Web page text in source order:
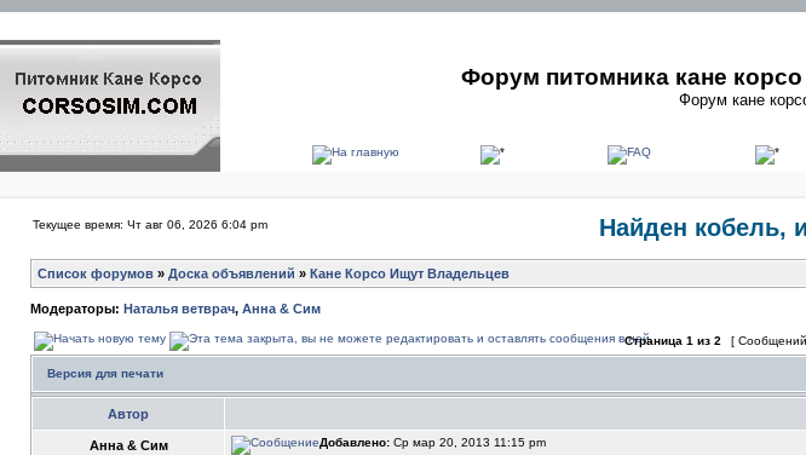
Форум питомника кане
Форум кане
Текущее время: Чт авг 06, 2026 6:04 pm Найден кобель,
Список форумов » Доска объявлений » Кане Корсо Ищут Владельцев
Модераторы: Наталья ветврач, Анна & Сим
Страница 1 из 2 [
Версия для печати
Автор
Анна & Сим Добавлено: Ср мар 20, 2013 11:15 pm